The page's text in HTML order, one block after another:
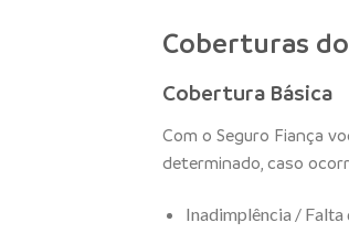
Coberturas
Cobertura Básica
Com o Seguro Fiança
determinado, caso
Inadimplência / Falta